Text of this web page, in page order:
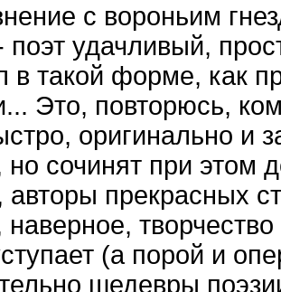
с вороньим
поэт удачливый,
в такой форме, как
Это, повторюсь,
оригинально и
но сочинят при этом
авторы прекрасных
(а порой и
шедевры